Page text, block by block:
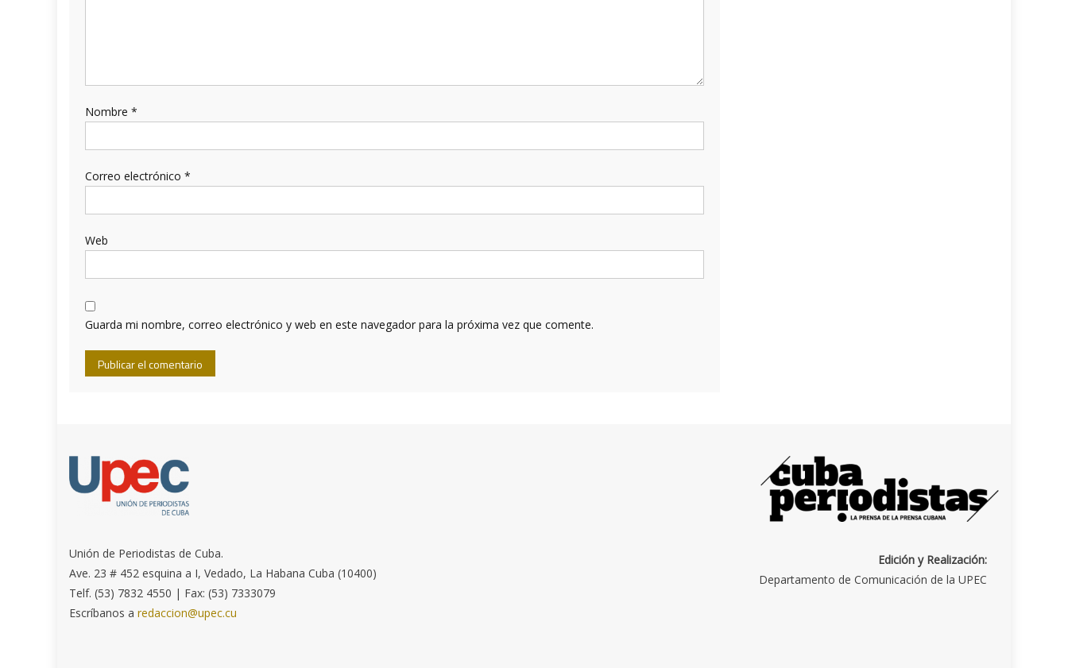
Nombre *
Correo electrónico *
Web
Guarda mi nombre, correo electrónico y web en este navegador para la próxima vez que comente.
Unión de Periodistas de Cuba.
Ave. 23 # 452 esquina a I, Vedado, La Habana Cuba (10400)
Telf. (53) 7832 4550 | Fax: (53) 7333079
Escríbanos aredaccion@upec.cu
Edición y Realización:
Departamento de Comunicación de la UPEC